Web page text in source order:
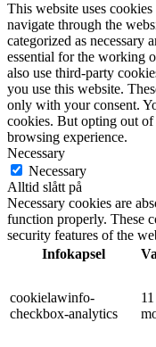
This website uses
navigate through the
categorized as necessary
essential for the working
also use third-party
you use this website.
only with your consent.
cookies. But opting out
browsing experience.
Necessary
Necessary
Alltid slått på
Necessary cookies are
function properly. These
security features of the
Infokapsel
cookielawinfo-
checkbox-analytics
11